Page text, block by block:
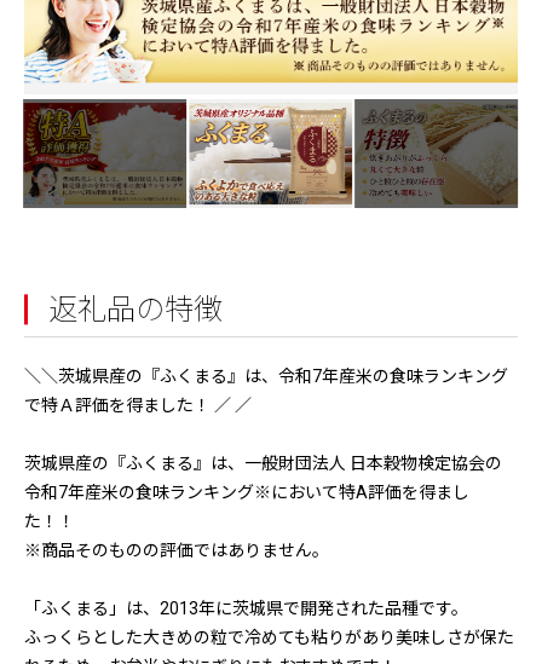
返礼品の特徴
＼＼茨城県産の『ふくまる』は、令和7年産米の食味ランキング
で特Ａ評価を得ました！ ／ ／
茨城県産の『ふくまる』は、一般財団法人 日本穀物検定協会の
令和7年産米の食味ランキング※において特A評価を得まし
た！！
※商品そのものの評価ではありません。
「ふくまる」は、2013年に茨城県で開発された品種です。
ふっくらとした大きめの粒で冷めても粘りがあり美味しさが保た